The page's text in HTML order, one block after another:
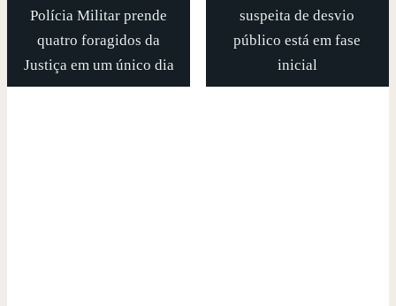
Polícia Militar prende
quatro foragidos da
Justiça em um único dia
suspeita de desvio
público está em fase
inicial